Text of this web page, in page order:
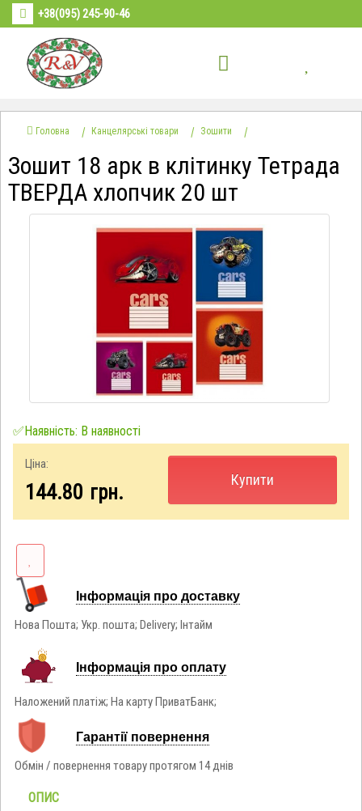
+38(095) 245-90-46
Головна Канцелярські товари Зошити
Зошит 18 арк в клітинку Тетрада
ТВЕРДА хлопчик 20 шт
✅Наявність: В наявності
Ціна:
144.80 грн.
Купити
Інформація про доставку
Нова Пошта; Укр. пошта; Delivery; Інтайм
Інформація про оплату
Наложений платіж; На карту ПриватБанк;
Гарантії повернення
Обмін / повернення товару протягом 14 днів
ОПИС